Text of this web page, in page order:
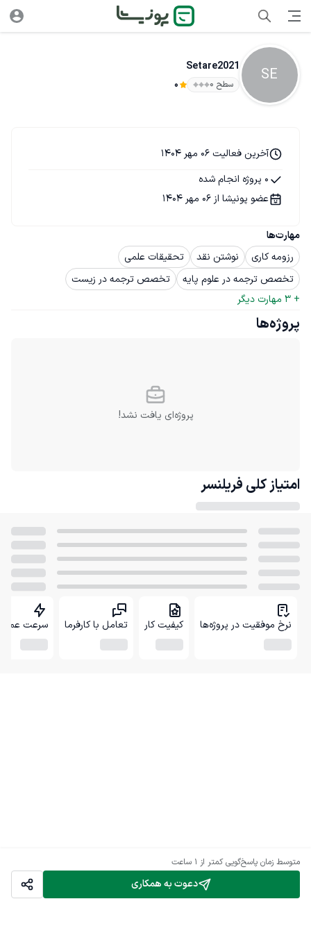
SE
Setare2021
سطح ۰ 0
دعوت به همکاری
متوسط زمان پاسخ‌گویی کمتر از 1 ساعت
مهارت‌ها
رزومه کاری
نوشتن نقد
تحقیقات علمی
تخصص ترجمه در علوم پایه
تخصص ترجمه در زیست
+
3 مهارت دیگر
آخرین فعالیت 06 مهر 1404
0 پروژه انجام شده
عضو پونیشا از 06 مهر 1404
پروژه‌ها
پروژه‌ای یافت نشد!
امتیاز کلی فریلنسر
نرخ موفقیت در پروژه‌ها کیفیت کار تعامل با کارفرما سرعت عمل